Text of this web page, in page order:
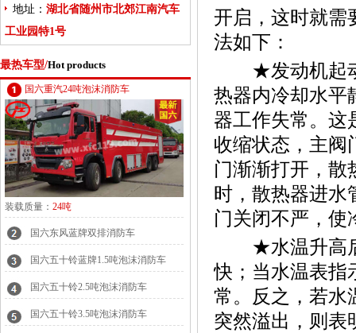
地址： 湖北省随州市北郊江南汽车
工业园特1号
最热车型/Hot products
国六重汽24吨泡沫消防车
装载质量： 24吨
国六东风蓝牌双排消防车
国六五十铃蓝牌1.5吨泡沫消防车
国六五十铃2.5吨泡沫消防车
国六五十铃3.5吨泡沫消防车
开启，这时就需
法如下：
★发动机起动
热器内冷却水平
器工作失常。这
收缩状态，主阀
门渐渐打开，
时，散热器进水
门关闭不严，使
★水温升高后
快；当水温表指
常。反之，若水
突然溢出，则表